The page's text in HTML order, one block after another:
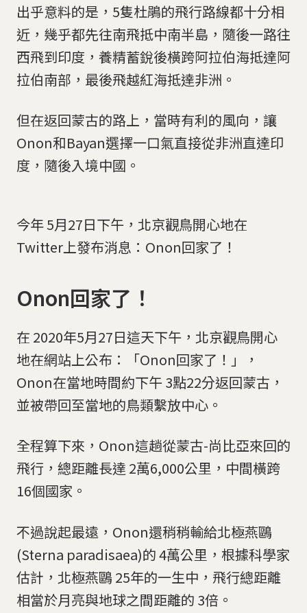
出乎意料的是，5隻杜鵑的飛行路線都十分相
近，幾乎都先往南飛抵中南半島，隨後一路往
西飛到印度，養精蓄銳後橫跨阿拉伯海抵達阿
拉伯南部，最後飛越紅海抵達非洲。
但在返回蒙古的路上，當時有利的風向，讓
Onon和Bayan選擇一口氣直接從非洲直達印
度，隨後入境中國。
今年 5月27日下午，北京觀鳥開心地在
Twitter上發布消息：Onon回家了！
Onon回家了！
在 2020年5月27日這天下午，北京觀鳥開心
地在網站上公布：「Onon回家了！」，
Onon在當地時間約下午 3點22分返回蒙古，
並被帶回至當地的鳥類繫放中心。
全程算下來，Onon這趟從蒙古-尚比亞來回的
飛行，總距離長達 2萬6,000公里，中間橫跨
16個國家。
不過說起最遠，Onon還稍稍輸給北極燕鷗
(Sterna paradisaea)的 4萬公里，根據科學家
估計，北極燕鷗 25年的一生中，飛行總距離
相當於月亮與地球之間距離的 3倍。